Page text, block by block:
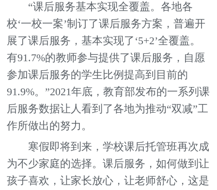
“课后服务基本实现全覆盖。各地各
校‘一校一案’制订了课后服务方案，普遍开
展了课后服务，基本实现了‘5+2’全覆盖。
有91.7%的教师参与提供了课后服务，自愿
参加课后服务的学生比例提高到目前的
91.9%。”2021年底，教育部发布的一系列课
后服务数据让人看到了各地为推动“双减”工
作所做出的努力。
寒假即将到来，学校课后托管班再次成
为不少家庭的选择。课后服务，如何做到让
孩子喜欢，让家长放心，让老师舒心，这是